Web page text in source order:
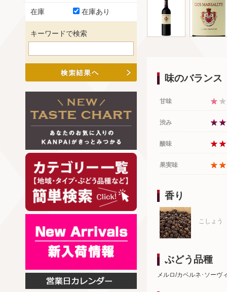
味のバランス
甘味
渋み
酸味
果実味
香り
こしょう
ぶどう品種
メルロ/カベルネ･ソーヴ
在庫 在庫あり
キーワードで検索